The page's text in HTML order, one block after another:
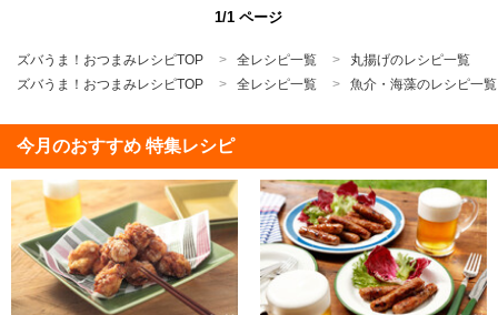
1/1 ページ
ズバうま！おつまみレシピTOP 全レシピ一覧
丸揚げのレシピ一覧
ズバうま！おつまみレシピTOP
全レシピ一覧 魚介・海藻のレシピ一覧
今月のおすすめ 特集レシピ